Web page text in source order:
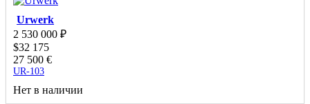
Urwerk
2 530 000 ₽
$32 175
27 500 €
UR-103
Нет в наличии